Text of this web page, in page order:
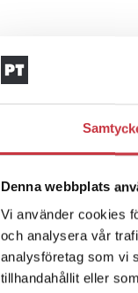
Denna webbplats
Vi använder cookies
och analysera vår
analysföretag som vi
tillhandahållit eller